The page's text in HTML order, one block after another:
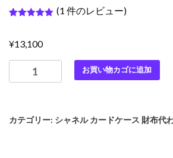
く5段階評
価のうち、
(1 件のレビュー)
¥13,100
高
ャ
お買い物カゴに追加
カテゴリー: シャネル カードケース 財布代